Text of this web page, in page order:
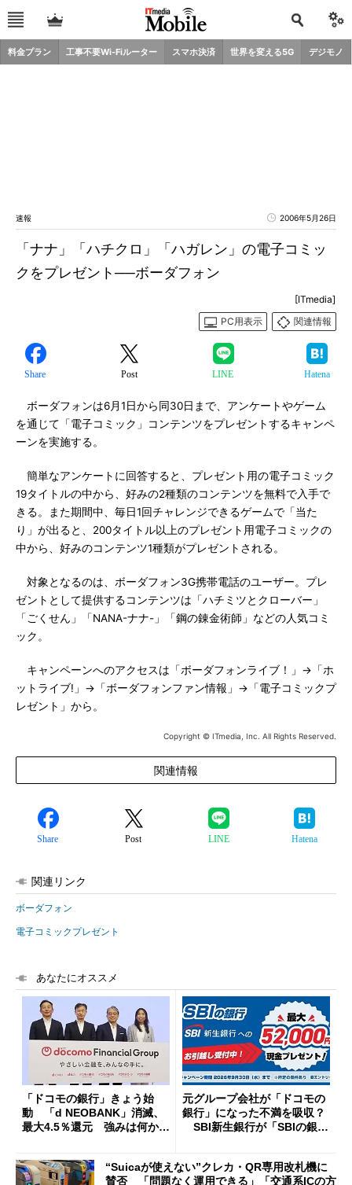
料金プラン 工事不要Wi-Fiルーター スマホ決済 世界を変える5G デジモノ
速報 2006年5月26日
「ナナ」「ハチクロ」「ハガレン」の電子コミッ
クをプレゼント──ボーダフォン
[ITmedia]
PC用表示
関連情報
Share Post LINE Hatena
ボーダフォンは6月1日から同30日まで、アンケートやゲーム
を通じて「電子コミック」コンテンツをプレゼントするキャンペ
ーンを実施する。
簡単なアンケートに回答すると、プレゼント用の電子コミック
19タイトルの中から、好みの2種類のコンテンツを無料で入手で
きる。また期間中、毎日1回チャレンジできるゲームで「当た
り」が出ると、200タイトル以上のプレゼント用電子コミックの
中から、好みのコンテンツ1種類がプレゼントされる。
対象となるのは、ボーダフォン3G携帯電話のユーザー。プレ
ゼントとして提供するコンテンツは「ハチミツとクローバー」
「ごくせん」「NANA-ナナ-」「鋼の錬金術師」などの人気コミ
ック。
キャンペーンへのアクセスは「ボーダフォンライブ！」→「ホ
ットライブ!」→「ボーダフォンファン情報」→「電子コミックプ
レゼント」から。
Copyright © ITmedia, Inc. All Rights Reserved.
関連情報
Share Post LINE Hatena
関連リンク
ボーダフォン
電子コミックプレゼント
あなたにオススメ
「ドコモの銀行」きょう始
動 「d NEOBANK」消滅、
最大4.5％還元 強みは何か解
元グループ会社が「ドコモの
銀行」になった不満を吸収？
SBI新生銀行が「SBIの銀
開催
“Suicaが使えない”クレカ・QR専用改札機に
賛否 「問題なく運用できる」「交通系ICの方